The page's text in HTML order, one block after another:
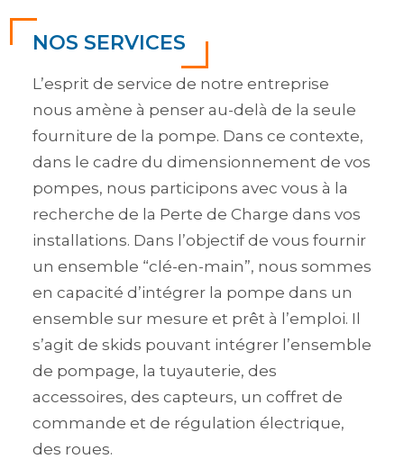
NOS SERVICES
L’esprit de service de notre entreprise
nous amène à penser au-delà de la seule
fourniture de la pompe. Dans ce contexte,
dans le cadre du dimensionnement de vos
pompes, nous participons avec vous à la
recherche de la Perte de Charge dans vos
installations. Dans l’objectif de vous fournir
un ensemble “clé-en-main”, nous sommes
en capacité d’intégrer la pompe dans un
ensemble sur mesure et prêt à l’emploi. Il
s’agit de skids pouvant intégrer l’ensemble
de pompage, la tuyauterie, des
accessoires, des capteurs, un coffret de
commande et de régulation électrique,
des roues.